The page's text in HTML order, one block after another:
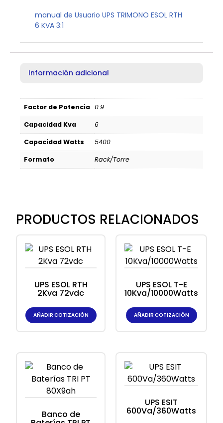
manual de Usuario UPS TRIMONO ESOL RTH
6 KVA 3:1
Información adicional
Factor de Potencia 0.9
Capacidad Kva 6
Capacidad Watts 5400
Formato Rack/Torre
PRODUCTOS RELACIONADOS
UPS ESOL RTH
2Kva 72vdc
AÑADIR COTIZACIÓN
UPS ESOL T-E
10Kva/10000Watts
AÑADIR COTIZACIÓN
Banco de
UPS ESIT
600Va/360Watts